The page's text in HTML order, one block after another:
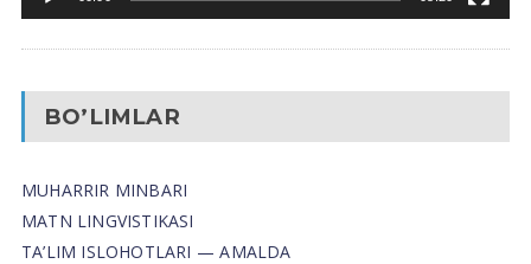
BO’LIMLAR
MUHARRIR MINBARI
MATN LINGVISTIKASI
TA’LIM ISLOHOTLARI — AMALDA